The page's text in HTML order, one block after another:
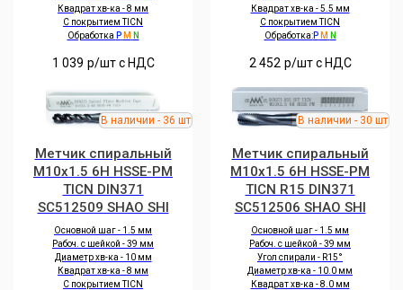
Квадрат хв-ка - 8 мм
С покрытием TICN
Обработка P M N
1 039 р/шт c НДС
Квадрат хв-ка - 5.5 мм
С покрытием TICN
Обработка:P M N
2 452 р/шт c НДС
Метчик спиральный
M10x1.5 6H HSSE-PM
TICN DIN371
SC512509 SHAO SHI
Основной шаг - 1.5 мм
Рабоч. с шейкой - 39 мм
Диаметр хв-ка - 10 мм
Квадрат хв-ка - 8 мм
С покрытием TICN
Метчик спиральный
M10x1.5 6H HSSE-PM
TICN R15 DIN371
SC512506 SHAO SHI
Основной шаг - 1.5 мм
Рабоч. с шейкой - 39 мм
Угол спирали - R15°
Диаметр хв-ка - 10.0 мм
Квадрат хв-ка - 8.0 мм